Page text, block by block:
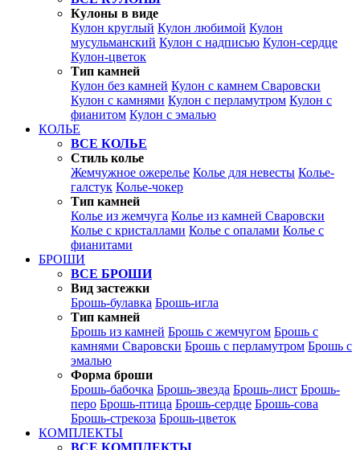
Кулоны в виде
Кулон круглый Кулон любимой Кулон
мусульманский Кулон с надписью Кулон-сердце
Кулон-цветок
Тип камней
Кулон без камней Кулон с камнем Сваровски
Кулон с камнями Кулон с перламутром Кулон с
фианитом Кулон с эмалью
КОЛЬЕ
ВСЕ КОЛЬЕ
Стиль колье
Жемчужное ожерелье Колье для невесты Колье-
галстук Колье-чокер
Тип камней
Колье из жемчуга Колье из камней Сваровски
Колье с кристаллами Колье с опалами Колье с
фианитами
БРОШИ
ВСЕ БРОШИ
Вид застежки
Брошь-булавка Брошь-игла
Тип камней
Брошь из камней Брошь с жемчугом Брошь с
камнями Сваровски Брошь с перламутром Брошь с
эмалью
Форма броши
Брошь-бабочка Брошь-звезда Брошь-лист Брошь-
перо Брошь-птица Брошь-сердце Брошь-сова
Брошь-стрекоза Брошь-цветок
КОМПЛЕКТЫ
ВСЕ КОМПЛЕКТЫ